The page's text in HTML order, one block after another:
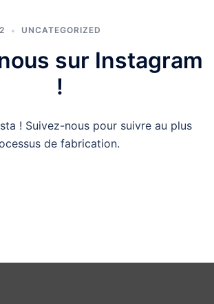
UNCATEGORIZED
sur Instagram
!
! Suivez-nous pour suivre au plus
de fabrication.